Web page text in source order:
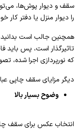
سقف و دیوار پوش‌ها،
را دیوار منزل یا دفتر
همچنین جالب است
تاثیرگذار است، پس باید
که نورپردازی اجرا شده،
دیگر مزایای سقف چاپی
وضوح بسیار بالا
انتخاب عکس برای سقف‌